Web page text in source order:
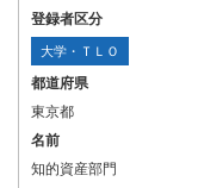
登録者区分
大学・ＴＬＯ
都道府県
東京都
名前
知的資産部門